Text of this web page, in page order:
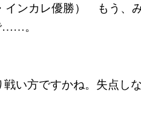
インカレ優勝） もう、
……。
い方ですかね。失点し